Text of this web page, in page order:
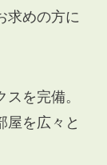
求めの方に
を完備。
屋を広々と